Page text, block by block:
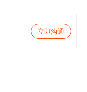
立即沟通